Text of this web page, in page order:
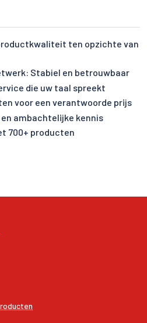
ten opzichte van
Stabiel en betrouwbaar
die uw taal spreekt
voor een verantwoorde prijs
en ambachtelijke kennis
700+ producten